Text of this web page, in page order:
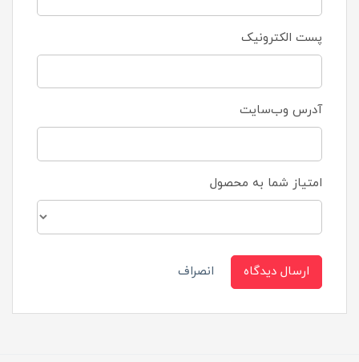
پست الکترونیک
آدرس وب‌سایت
امتیاز شما به محصول
ارسال دیدگاه انصراف